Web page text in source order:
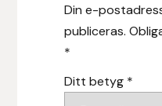
Din e-
publiceras.
*
Ditt betyg *
Islandshästspecialisten